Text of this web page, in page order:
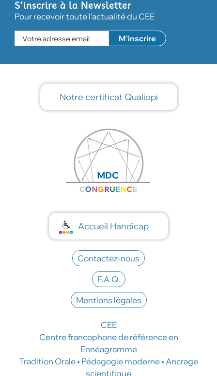
S’inscrire à la Newsletter
Pour recevoir toute l'actualité du CEE
Notre certificat Qualiopi
Accueil Handicap
Contactez-nous
F.A.Q.
Mentions légales
CEE
Centre francophone de référence en
Ennéagramme
Tradition Orale • Pédagogie moderne • Ancrage
scientifique